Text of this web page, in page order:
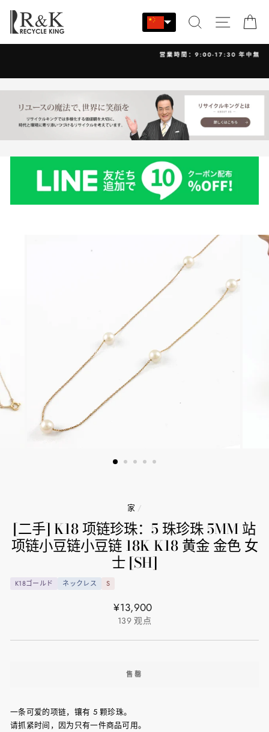
容
搜索 站点导航
営業時間：9:00-17:30 年中無休
家 /
[二手] K18 项链珍珠：5 珠珍珠 5MM 站
项链小豆链小豆链 18K K18 黄金 金色 女
士 [SH]
K18ゴールド ネックレス S
正
常
¥13,900
139 观点
售罄
一条可爱的项链，镶有 5 颗珍珠。
请抓紧时间，因为只有一件商品可用。